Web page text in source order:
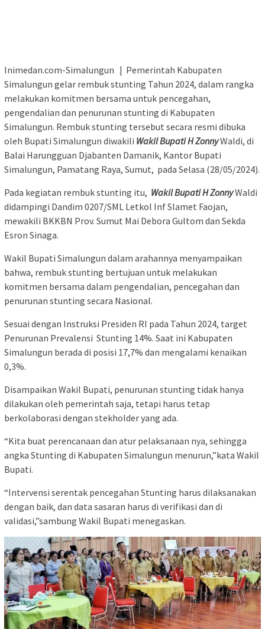
Inimedan.com-Simalungun | Pemerintah Kabupaten
Simalungun gelar rembuk stunting Tahun 2024, dalam rangka
melakukan komitmen bersama untuk pencegahan,
pengendalian dan penurunan stunting di Kabupaten
Simalungun. Rembuk stunting tersebut secara resmi dibuka
oleh Bupati Simalungun diwakili Wakil Bupati H ZonnyWaldi, di
Balai Harungguan Djabanten Damanik, Kantor Bupati
Simalungun, Pamatang Raya, Sumut, pada Selasa (28/05/2024).
Pada kegiatan rembuk stunting itu, Wakil Bupati H ZonnyWaldi
didampingi Dandim 0207/SML Letkol Inf Slamet Faojan,
mewakili BKKBN Prov. Sumut Mai Debora Gultom dan Sekda
Esron Sinaga.
Wakil Bupati Simalungun dalam arahannya menyampaikan
bahwa, rembuk stunting bertujuan untuk melakukan
komitmen bersama dalam pengendalian, pencegahan dan
penurunan stunting secara Nasional.
Sesuai dengan Instruksi Presiden RI pada Tahun 2024, target
Penurunan Prevalensi Stunting 14%. Saat ini Kabupaten
Simalungun berada di posisi 17,7% dan mengalami kenaikan
0,3%.
Disampaikan Wakil Bupati, penurunan stunting tidak hanya
dilakukan oleh pemerintah saja, tetapi harus tetap
berkolaborasi dengan stekholder yang ada.
“Kita buat perencanaan dan atur pelaksanaan nya, sehingga
angka Stunting di Kabupaten Simalungun menurun,”kata Wakil
Bupati.
“Intervensi serentak pencegahan Stunting harus dilaksanakan
dengan baik, dan data sasaran harus di verifikasi dan di
validasi,”sambung Wakil Bupati menegaskan.